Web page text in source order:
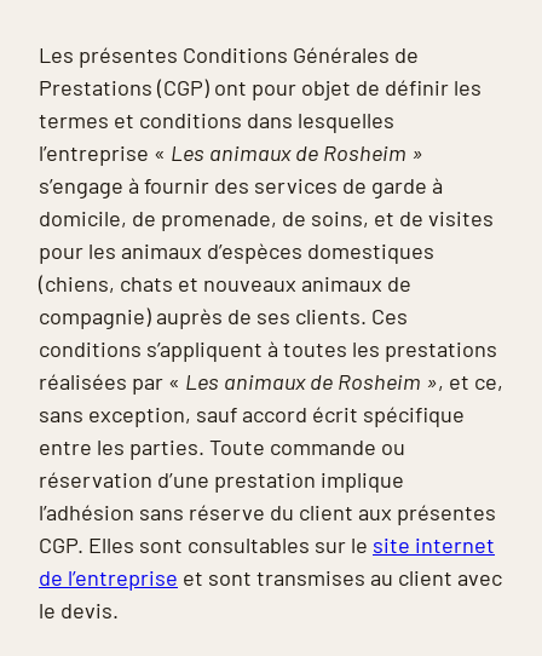
Les présentes Conditions Générales de
Prestations (CGP) ont pour objet de définir les
termes et conditions dans lesquelles
l’entreprise « Les animaux de Rosheim »
s’engage à fournir des services de garde à
domicile, de promenade, de soins, et de visites
pour les animaux d’espèces domestiques
(chiens, chats et nouveaux animaux de
compagnie) auprès de ses clients. Ces
conditions s’appliquent à toutes les prestations
réalisées par « Les animaux de Rosheim », et ce,
sans exception, sauf accord écrit spécifique
entre les parties. Toute commande ou
réservation d’une prestation implique
l’adhésion sans réserve du client aux présentes
CGP. Elles sont consultables sur le site internet
de l’entreprise et sont transmises au client avec
le devis.